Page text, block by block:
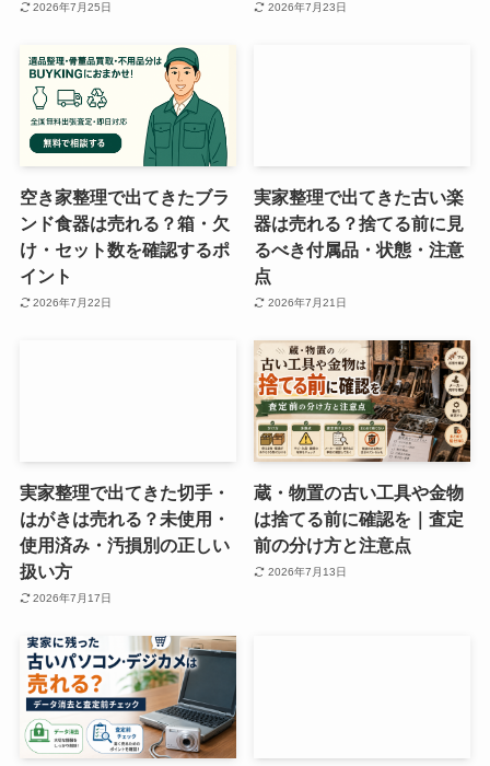
2026年7月25日 2026年7月23日
空き家整理で出てきたブラ
ンド食器は売れる？箱・欠
け・セット数を確認するポ
イント
2026年7月22日
実家整理で出てきた古い楽
器は売れる？捨てる前に見
るべき付属品・状態・注意
点
2026年7月21日
実家整理で出てきた切手・
はがきは売れる？未使用・
使用済み・汚損別の正しい
扱い方
2026年7月17日
蔵・物置の古い工具や金物
は捨てる前に確認を｜査定
前の分け方と注意点
2026年7月13日